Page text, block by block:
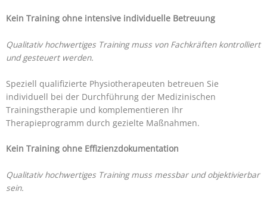
Kein Training ohne intensive individuelle Betreuung
Qualitativ hochwertiges Training muss von Fachkräften kontrolliert
und gesteuert werden.
Speziell qualifizierte Physiotherapeuten betreuen Sie
individuell bei der Durchführung der Medizinischen
Trainingstherapie und komplementieren Ihr
Therapieprogramm durch gezielte Maßnahmen.
Kein Training ohne Effizienzdokumentation
Qualitativ hochwertiges Training muss messbar und objektivierbar
sein.